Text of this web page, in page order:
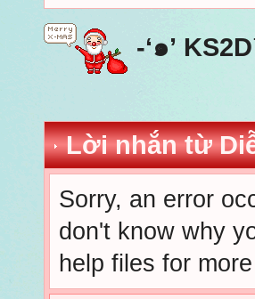
-‘๑’
Lời nhắn từ
Sorry, an error
don't know why
help files for